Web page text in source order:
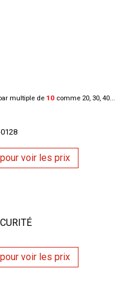
multiple de 10comme 20, 30, 40...
voir les prix
voir les prix